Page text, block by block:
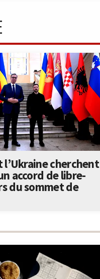
l’Ukraine cherchent
accord de libre-
du sommet de